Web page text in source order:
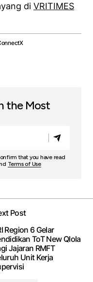
di VRITIMES
the Most
that you have read
Terms of Use
Post
Region 6 Gelar
ToT New Qlola
Jajaran RMFT
Unit Kerja